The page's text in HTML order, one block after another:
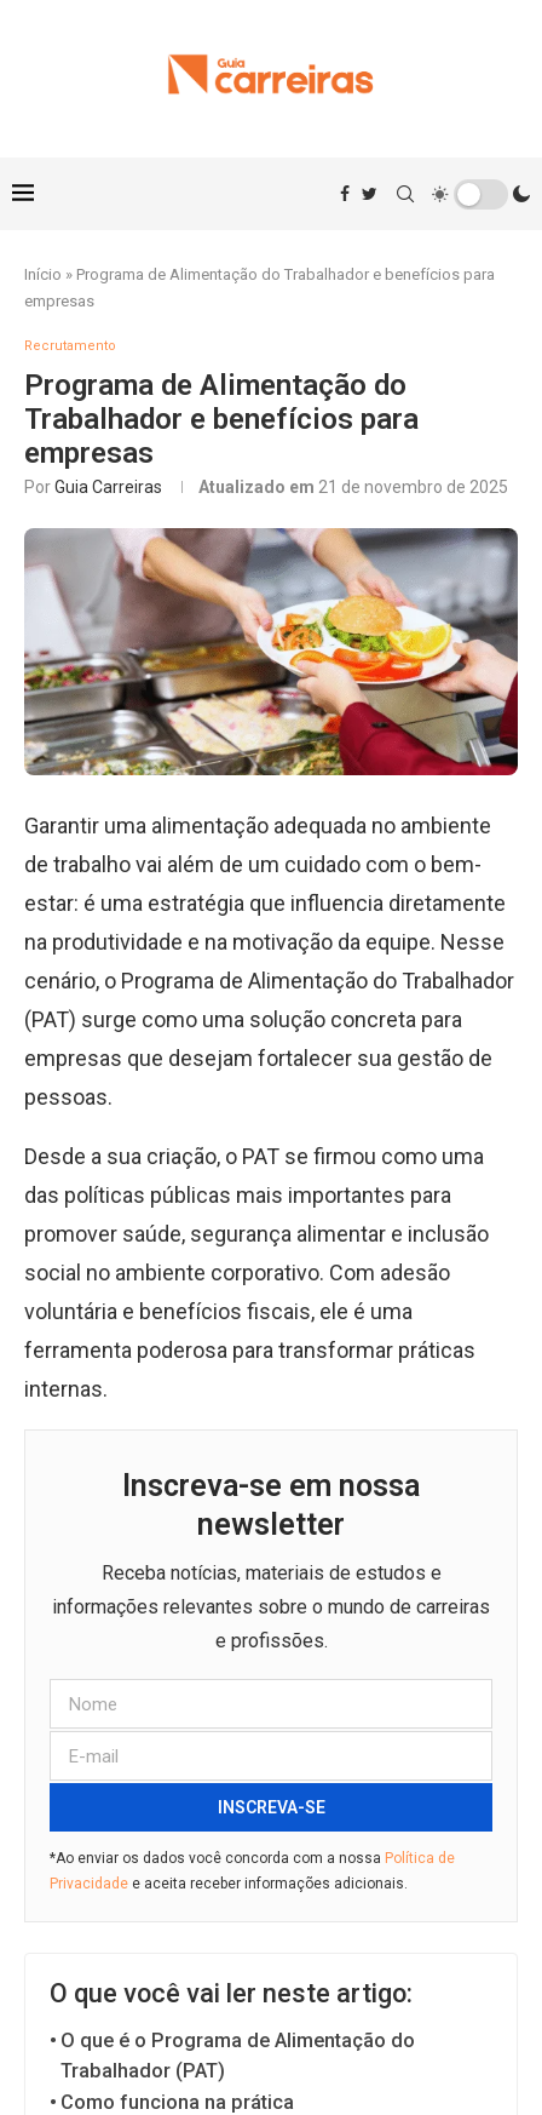
Início » Programa de Alimentação do Trabalhador e benefícios para
empresas
Recrutamento
Programa de Alimentação do
Trabalhador e benefícios para
empresas
PorGuia Carreiras Atualizado em 21 de novembro de 2025
Garantir uma alimentação adequada no ambiente
de trabalho vai além de um cuidado com o bem-
estar: é uma estratégia que influencia diretamente
na produtividade e na motivação da equipe. Nesse
cenário, o Programa de Alimentação do Trabalhador
(PAT) surge como uma solução concreta para
empresas que desejam fortalecer sua gestão de
pessoas.
Desde a sua criação, o PAT se firmou como uma
das políticas públicas mais importantes para
promover saúde, segurança alimentar e inclusão
social no ambiente corporativo. Com adesão
voluntária e benefícios fiscais, ele é uma
ferramenta poderosa para transformar práticas
internas.
Inscreva-se em nossa
newsletter
Receba notícias, materiais de estudos e
informações relevantes sobre o mundo de carreiras
e profissões.
INSCREVA-SE
*Ao enviar os dados você concorda com a nossa Política de
Privacidade e aceita receber informações adicionais.
O que você vai ler neste artigo:
O que é o Programa de Alimentação do
Trabalhador (PAT)
Como funciona na prática